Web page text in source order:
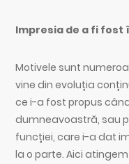
Impresia de a fi fost
Motivele sunt
vine din evoluția
ce i-a fost propus
dumneavoastră, sau
funcției, care i-a dat
la o parte. Aici